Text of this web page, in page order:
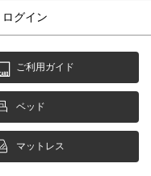
ログイン
ご利用ガイド
ベッド
マットレス